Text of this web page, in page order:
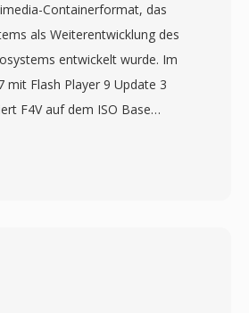
Containerformat, das
als Weiterentwicklung des
entwickelt wurde. Im
mit Flash Player 9 Update 3
F4V auf dem ISO Base
(MPEG-4 Part 14) und wurde
MP4-kompatible Atom/Box-